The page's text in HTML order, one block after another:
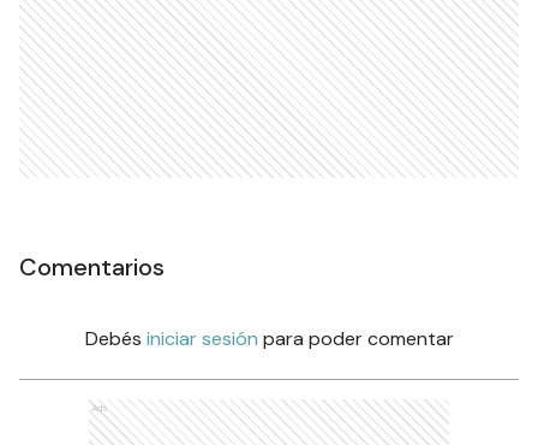
Comentarios
Debés iniciar sesión para poder comentar
Ads